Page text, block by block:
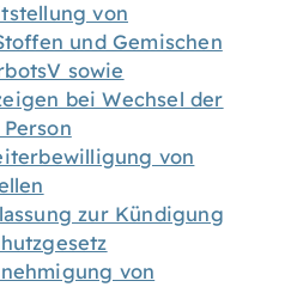
von
und Gemischen
sowie
bei Wechsel der
von
zur Kündigung
von